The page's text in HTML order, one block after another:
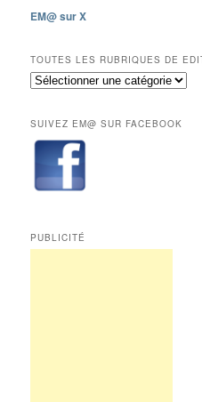
12
mois
réservés
aux
EM@ sur X
TOUTES LES RUBRIQUES DE
Toutes
de
Edition
Multimédi@
SUIVEZ EM@ SUR FACEBOOK
PUBLICITÉ